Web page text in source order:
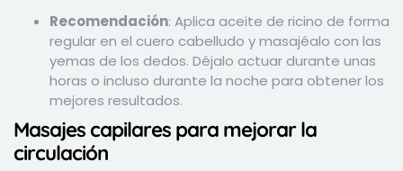
Recomendación: Aplica aceite de ricino de forma
regular en el cuero cabelludo y masajéalo con las
yemas de los dedos. Déjalo actuar durante unas
horas o incluso durante la noche para obtener los
mejores resultados.
Masajes capilares para mejorar la
circulación